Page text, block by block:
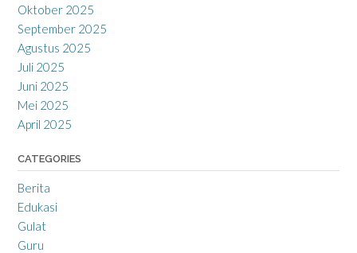
Oktober 2025
September 2025
Agustus 2025
Juli 2025
Juni 2025
Mei 2025
April 2025
CATEGORIES
Berita
Edukasi
Gulat
Guru